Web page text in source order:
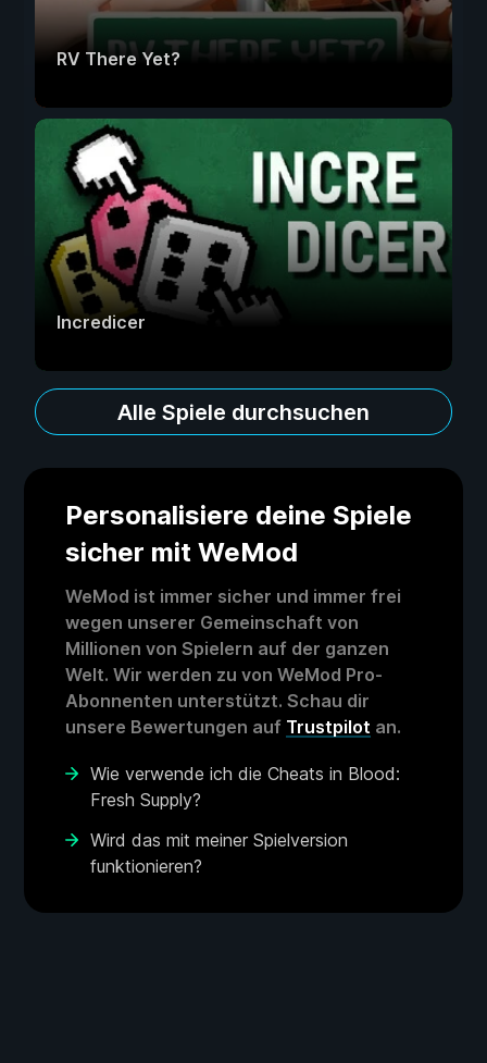
RV There Yet?
Incredicer
Alle Spiele durchsuchen
Personalisiere deine Spiele
sicher mit WeMod
WeMod ist immer sicher und immer frei
wegen unserer Gemeinschaft von
Millionen von Spielern auf der ganzen
Welt. Wir werden zu von WeMod Pro-
Abonnenten unterstützt. Schau dir
unsere Bewertungen auf Trustpilot an.
Wie verwende ich die Cheats in Blood:
Fresh Supply?
Wird das mit meiner Spielversion
funktionieren?